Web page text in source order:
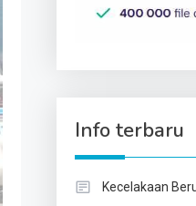
Info terbaru
Kecelakaan